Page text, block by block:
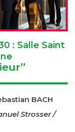
: Salle Saint
BACH
Strosser /